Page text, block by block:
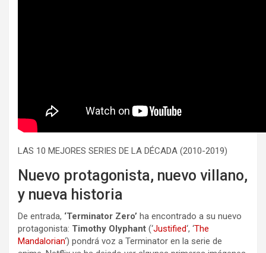
LAS 10 MEJORES SERIES DE LA DÉCADA (2010-2019)
Nuevo protagonista, nuevo villano,
y nueva historia
De entrada, ‘Terminator Zero’ ha encontrado a su nuevo
protagonista: Timothy Olyphant (‘Justified‘, ‘The
Mandalorian‘) pondrá voz a Terminator en la serie de